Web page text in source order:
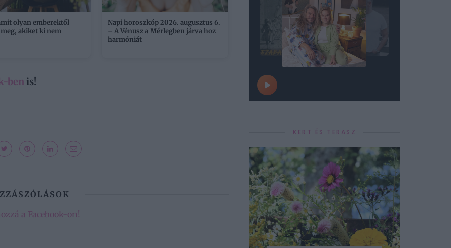
olyan emberektől
akiket ki nem
Napi horoszkóp 2026. augusztus 6.
– A Vénusz a Mérlegben járva hoz
harmóniát
ben is!
a Facebook-on!
KERT ÉS TERASZ